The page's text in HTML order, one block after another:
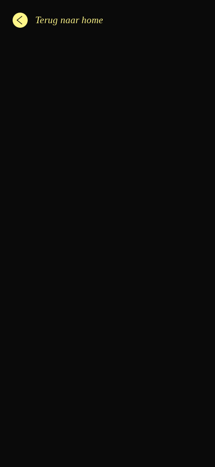
Terug naar home